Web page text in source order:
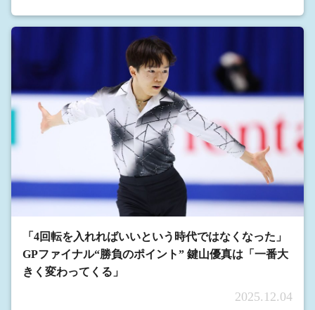
「4回転を入れればいいという時代ではなくなった」
GPファイナル“勝負のポイント” 鍵山優真は「一番大
きく変わってくる」
2025.12.04